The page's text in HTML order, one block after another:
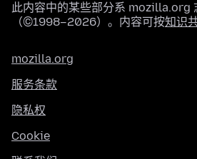
此内容中的某些部分系 mozilla.org
（©1998–2026）。内容可按知识
mozilla.org
服务条款
隐私权
Cookie